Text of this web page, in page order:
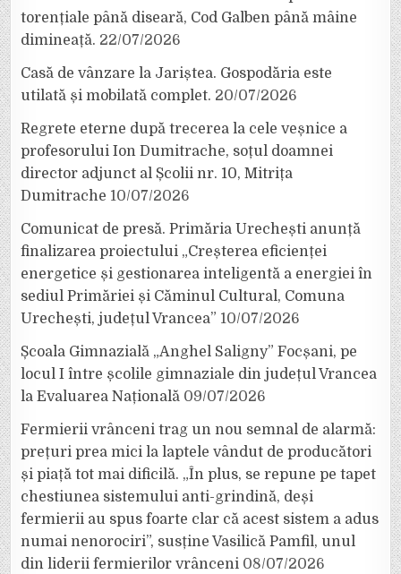
torențiale până diseară, Cod Galben până mâine
dimineață. 22/07/2026
Casă de vânzare la Jariștea. Gospodăria este
utilată și mobilată complet. 20/07/2026
Regrete eterne după trecerea la cele veșnice a
profesorului Ion Dumitrache, soțul doamnei
director adjunct al Școlii nr. 10, Mitrița
Dumitrache 10/07/2026
Comunicat de presă. Primăria Urechești anunță
finalizarea proiectului „Creșterea eficienței
energetice și gestionarea inteligentă a energiei în
sediul Primăriei și Căminul Cultural, Comuna
Urechești, județul Vrancea” 10/07/2026
Școala Gimnazială „Anghel Saligny” Focșani, pe
locul I între școlile gimnaziale din județul Vrancea
la Evaluarea Națională 09/07/2026
Fermierii vrânceni trag un nou semnal de alarmă:
prețuri prea mici la laptele vândut de producători
și piață tot mai dificilă. „În plus, se repune pe tapet
chestiunea sistemului anti-grindină, deși
fermierii au spus foarte clar că acest sistem a adus
numai nenorociri”, susține Vasilică Pamfil, unul
din liderii fermierilor vrânceni 08/07/2026